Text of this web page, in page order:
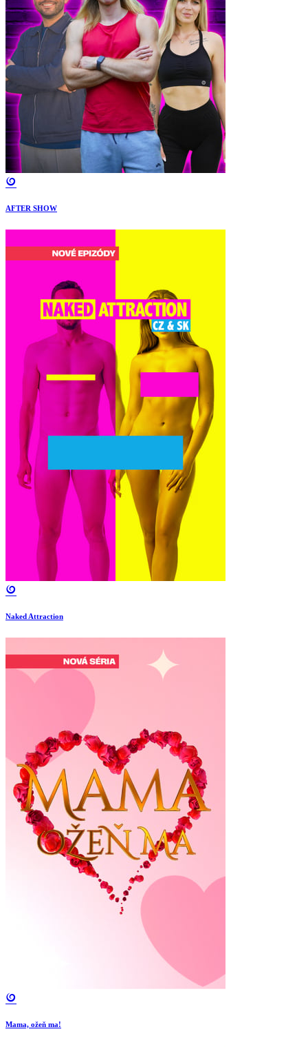
AFTER SHOW
Naked Attraction
Mama, ožeň ma!